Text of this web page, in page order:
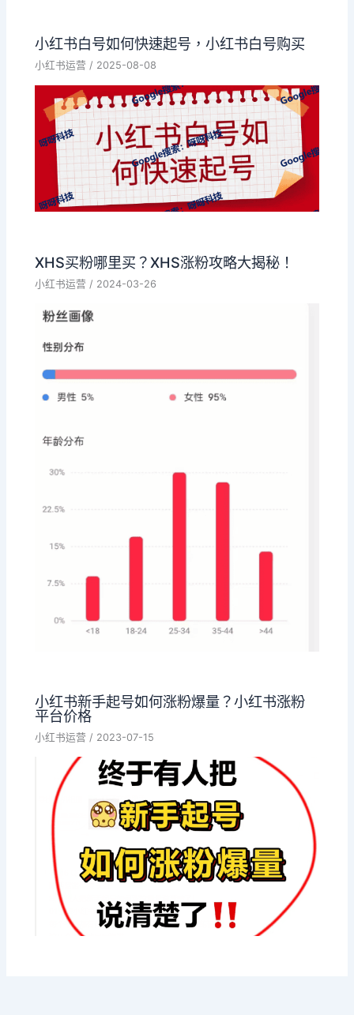
小红书白号如何快速起号，小红书白号购买
小红书运营 / 2025-08-08
XHS买粉哪里买？XHS涨粉攻略大揭秘！
小红书运营 / 2024-03-26
小红书新手起号如何涨粉爆量？小红书涨粉
平台价格
小红书运营 / 2023-07-15